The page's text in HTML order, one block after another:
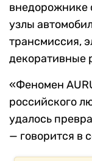
внедорожнике
узлы
трансмиссия,
декоративные
«Феномен
российского
удалось
— говорится в